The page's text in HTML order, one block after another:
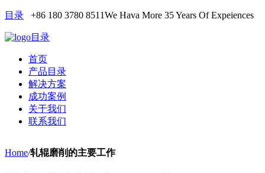
目录 +86 180 3780 8511We Hava More 35 Years Of Expeiences
目录
首页
产品目录
解决方案
成功案例
关于我们
联系我们
Home/轧辊磨削的主要工作